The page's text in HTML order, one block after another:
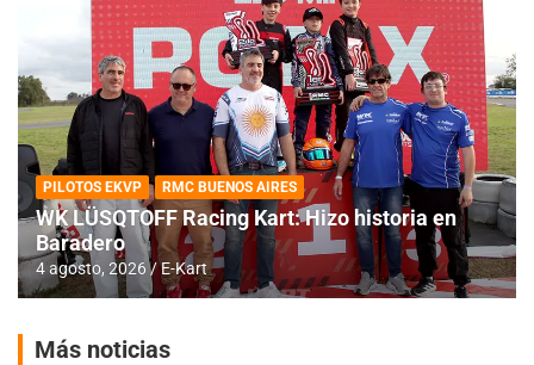
PILOTOS EKVP RMC BUENOS AIRES
WK LÜSQTOFF Racing Kart: Hizo historia en
Baradero
4 agosto, 2026 E-Kart
Más noticias